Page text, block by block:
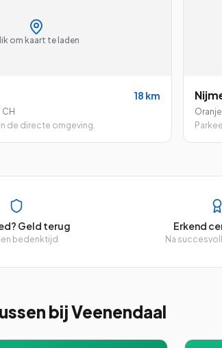
om kaart te laden
18 km
CH
de directe omgeving.
Geld terug
bedenktijd
Erkend
Na
bij Veenendaal